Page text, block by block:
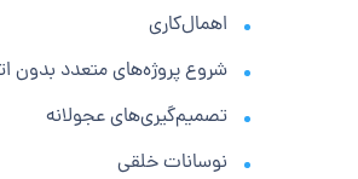
اهمال‌کاری
شروع پروژه‌های متعدد بدون
تصمیم‌گیری‌های عجولانه
نوسانات خلقی